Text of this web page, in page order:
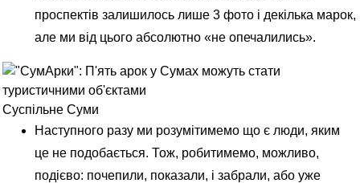
проспектів залишилось лише 3 фото і декілька марок,
але ми від цього абсолютно «не опечалились».
Суспільне Суми
Наступного разу ми розумітимемо що є люди, яким
це не подобається. Тож, робитимемо, можливо,
подієво: почепили, показали, і забрали, або уже